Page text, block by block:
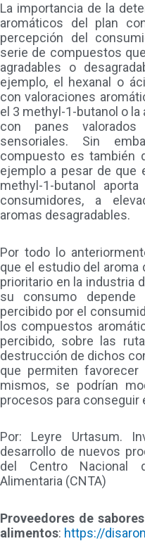
La importancia de la
aromáticos del plan
percepción del
serie de compuestos
agradables o
ejemplo, el hexanal o
con valoraciones
el 3 methyl-1-butanol o
con panes
sensoriales. Sin
compuesto es también
ejemplo a pesar de que
methyl-1-butanol
consumidores, a
aromas desagradables.
Por todo lo
que el estudio del
prioritario en la industria
su consumo
percibido por el
los compuestos
percibido, sobre las
destrucción de dichos
que permiten
mismos, se podrían
procesos para conseguir
Por: Leyre Urtasum.
desarrollo de nuevos
del Centro Nacional
Alimentaria (CNTA)
Proveedores de
alimentos: https://